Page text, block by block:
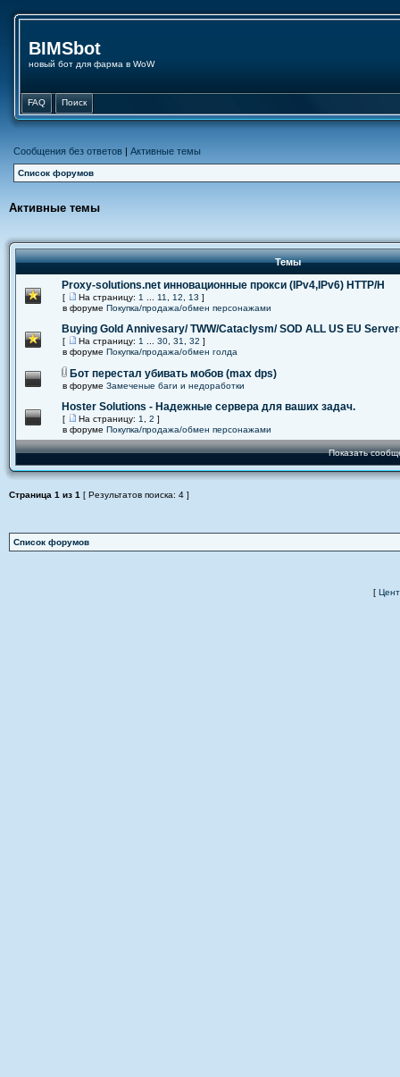
BIMSbot
новый бот для фарма в WoW
FAQ Поиск
Сообщения без ответов | Активные темы
Список форумов
Активные темы
Темы
Proxy-solutions.net инновационные прокси (IPv4,IPv6) НТТР/Н
[ На страницу: 1 11 12 13 ]
в форуме Покупка/продажа/обмен персонажами
Buying Gold Annivesary/ TWW/Cataclysm/ SOD ALL US EU
[ На страницу: 1 30 31 32 ]
в форуме Покупка/продажа/обмен голда
Бот перестал убивать мобов (max dps)
в форуме Замеченые баги и недоработки
Hoster Solutions - Надежные сервера для ваших задач.
[ На страницу: 1 2 ]
в форуме Покупка/продажа/обмен персонажами
Показать
Страница 1 из 1 [ Результатов поиска: 4 ]
Список форумов
[